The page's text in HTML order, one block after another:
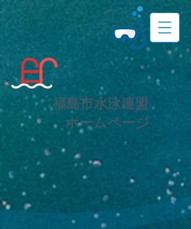
福島市水泳連盟
​ホームページ